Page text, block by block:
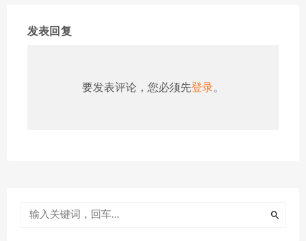
发表回复
要发表评论，您必须先登录。